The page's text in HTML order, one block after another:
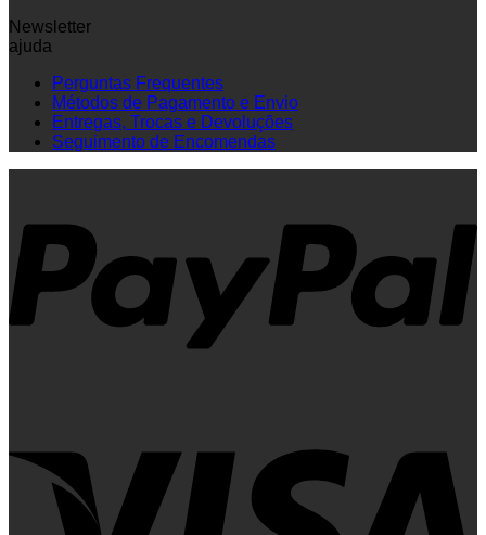
Newsletter
ajuda
Perguntas Frequentes
Métodos de Pagamento e Envio
Entregas, Trocas e Devoluções
Seguimento de Encomendas